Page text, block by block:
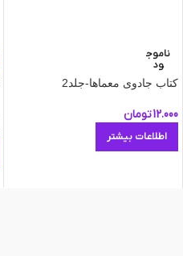
ناموج
ود
کتاب جادوی معماها-جلد2
12.000تومان
اطلاعات بیشتر